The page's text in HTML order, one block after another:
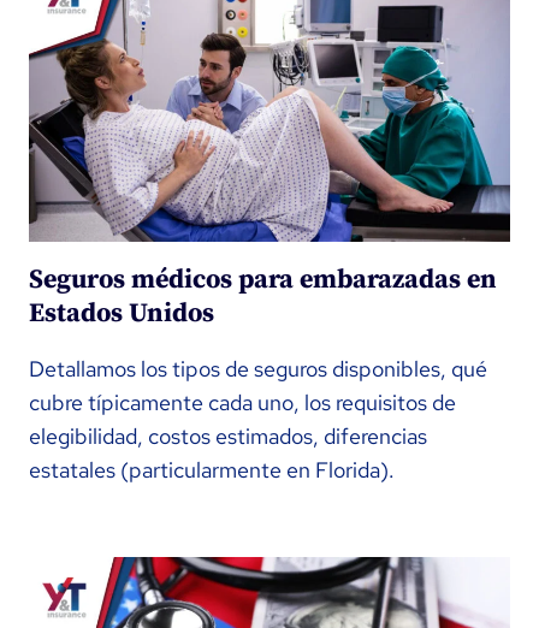
Seguros médicos para embarazadas en
Estados Unidos
Detallamos los tipos de seguros disponibles, qué
cubre típicamente cada uno, los requisitos de
elegibilidad, costos estimados, diferencias
estatales (particularmente en Florida).